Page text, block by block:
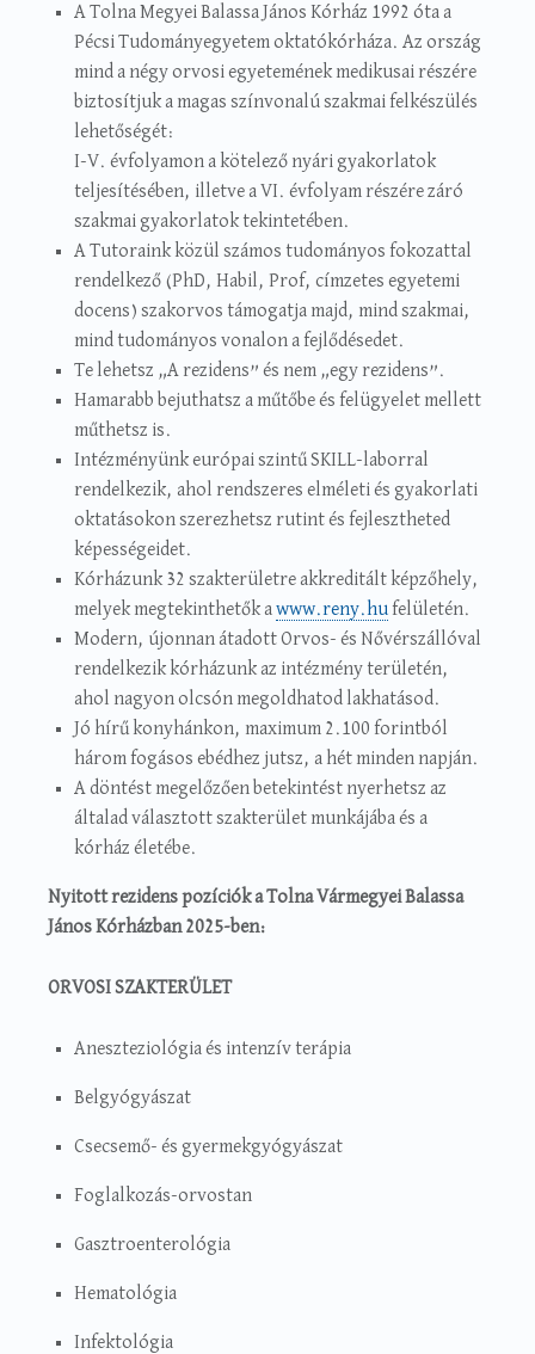
A Tolna Megyei Balassa János Kórház 1992 óta a
Pécsi Tudományegyetem oktatókórháza. Az ország
mind a négy orvosi egyetemének medikusai részére
biztosítjuk a magas színvonalú szakmai felkészülés
lehetőségét:
I-V. évfolyamon a kötelező nyári gyakorlatok
teljesítésében, illetve a VI. évfolyam részére záró
szakmai gyakorlatok tekintetében.
A Tutoraink közül számos tudományos fokozattal
rendelkező (PhD, Habil, Prof, címzetes egyetemi
docens) szakorvos támogatja majd, mind szakmai,
mind tudományos vonalon a fejlődésedet.
Te lehetsz „A rezidens” és nem „egy rezidens”.
Hamarabb bejuthatsz a műtőbe és felügyelet mellett
műthetsz is.
Intézményünk európai szintű SKILL-laborral
rendelkezik, ahol rendszeres elméleti és gyakorlati
oktatásokon szerezhetsz rutint és fejlesztheted
képességeidet.
Kórházunk 32 szakterületre akkreditált képzőhely,
melyek megtekinthetők awww.reny.hufelületén.
Modern, újonnan átadott Orvos- és Nővérszállóval
rendelkezik kórházunk az intézmény területén,
ahol nagyon olcsón megoldhatod lakhatásod.
Jó hírű konyhánkon, maximum 2.100 forintból
három fogásos ebédhez jutsz, a hét minden napján.
A döntést megelőzően betekintést nyerhetsz az
általad választott szakterület munkájába és a
kórház életébe.
Nyitott rezidens pozíciók a Tolna Vármegyei Balassa
János Kórházban 2025-ben:
ORVOSI SZAKTERÜLET
Aneszteziológia és intenzív terápia
Belgyógyászat
Csecsemő- és gyermekgyógyászat
Foglalkozás-orvostan
Gasztroenterológia
Hematológia
Infektológia